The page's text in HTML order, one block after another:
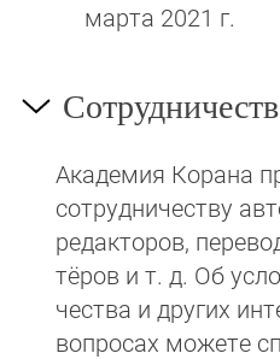
марта 2021 г.
Академия Корана
сотруд­ни­чест­ву
редакто­ров,
тёров и т. д. Об
чест­ва и других
вопросах мо­же­те